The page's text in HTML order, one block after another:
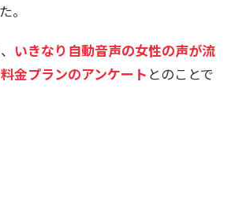
。
いきなり自動音声の女性の声が流
金プランのアンケート とのことで